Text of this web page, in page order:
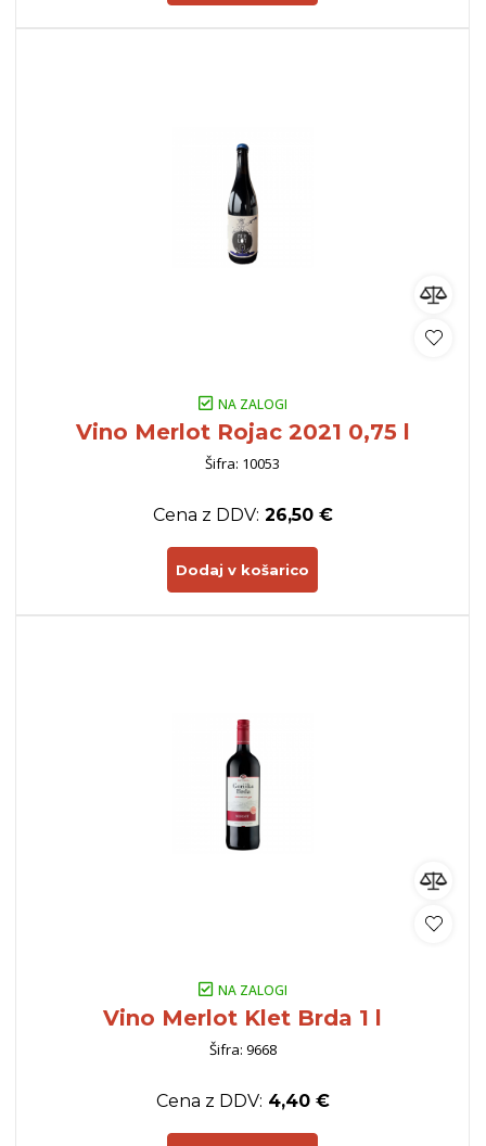
NA ZALOGI
Vino Merlot Rojac 2021 0,75 l
Šifra: 10053
Cena z DDV: 26,50 €
Dodaj v košarico
NA ZALOGI
Vino Merlot Klet Brda 1 l
Šifra: 9668
Cena z DDV: 4,40 €